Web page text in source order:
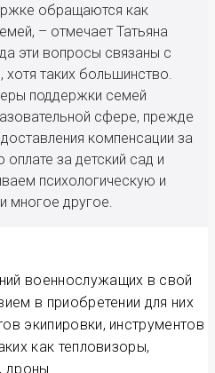
обращаются как
– отмечает Татьяна
эти вопросы связаны с
таких большинство.
поддержки семей
сфере, прежде
компенсации за
за детский сад и
психологическую и
многое другое.
военнослужащих в свой
в приобретении для них
экипировки, инструментов
как тепловизоры,
дроны.